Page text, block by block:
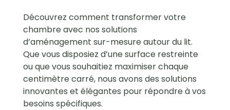
Découvrez comment transformer votre
chambre avec nos solutions
d’aménagement sur-mesure autour du lit.
Que vous disposiez d’une surface restreinte
ou que vous souhaitiez maximiser chaque
centimètre carré, nous avons des solutions
innovantes et élégantes pour répondre à vos
besoins spécifiques.